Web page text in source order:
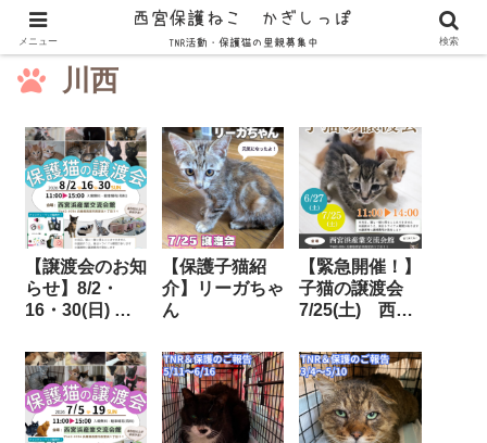
川西
【譲渡会のお知
らせ】8/2・
16・30(日) 西
館
【保護子猫紹
介】リーガちゃ
ん
【緊急開催！】
子猫の譲渡会
7/25(土) 西宮
メニュー 検索